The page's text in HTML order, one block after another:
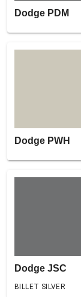
Dodge PDM
Dodge PWH
Dodge JSC
BILLET SILVER